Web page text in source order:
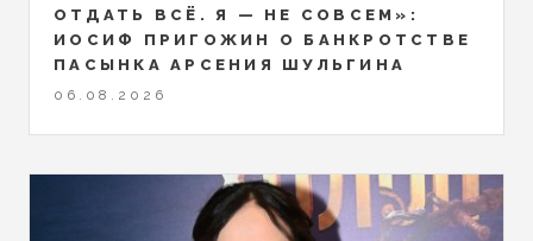
ОТДАТЬ ВСЁ. Я — НЕ СОВСЕМ»:
ИОСИФ ПРИГОЖИН О БАНКРОТСТВЕ
ПАСЫНКА АРСЕНИЯ ШУЛЬГИНА
06.08.2026